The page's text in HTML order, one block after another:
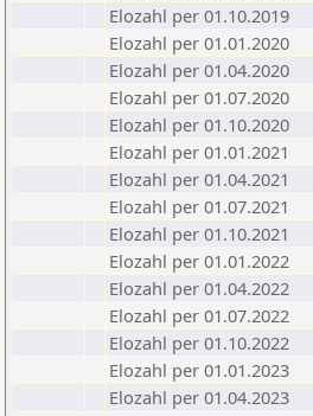
Elozahl per 01.10.2019
Elozahl per 01.01.2020
Elozahl per 01.04.2020
Elozahl per 01.07.2020
Elozahl per 01.10.2020
Elozahl per 01.01.2021
Elozahl per 01.04.2021
Elozahl per 01.07.2021
Elozahl per 01.10.2021
Elozahl per 01.01.2022
Elozahl per 01.04.2022
Elozahl per 01.07.2022
Elozahl per 01.10.2022
Elozahl per 01.01.2023
Elozahl per 01.04.2023